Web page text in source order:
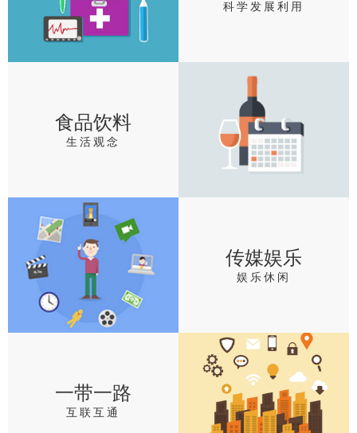
科学发展利用
食品饮料
生活观念
传媒娱乐
娱乐休闲
一带一路
互联互通